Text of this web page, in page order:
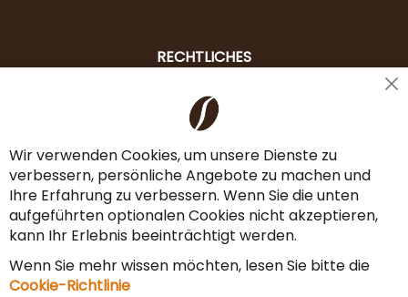
RECHTLICHES
Liefer- & Versandkosten
AGB & Widerrufsrecht
Vertrag widerrufen
Impressum
Datenschutz & Sicherheit
Wir verwenden Cookies, um unsere Dienste zu
verbessern, persönliche Angebote zu machen und
Ihre Erfahrung zu verbessern. Wenn Sie die unten
aufgeführten optionalen Cookies nicht akzeptieren,
kann Ihr Erlebnis beeinträchtigt werden.
Wenn Sie mehr wissen möchten, lesen Sie bitte die
Cookie-Richtlinie